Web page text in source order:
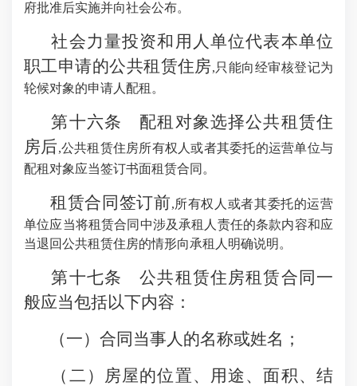
府批准后实施并向社会公布。
社会力量投资和用人单位代表本单位
职工申请的公共租赁住房,只能向经审核登记为
轮候对象的申请人配租。
第十六条 配租对象选择公共租赁住
房后,公共租赁住房所有权人或者其委托的运营单位与
配租对象应当签订书面租赁合同。
租赁合同签订前,所有权人或者其委托的运营
单位应当将租赁合同中涉及承租人责任的条款内容和应
当退回公共租赁住房的情形向承租人明确说明。
第十七条 公共租赁住房租赁合同一
般应当包括以下内容：
（一）合同当事人的名称或姓名；
（二）房屋的位置、用途、面积、结